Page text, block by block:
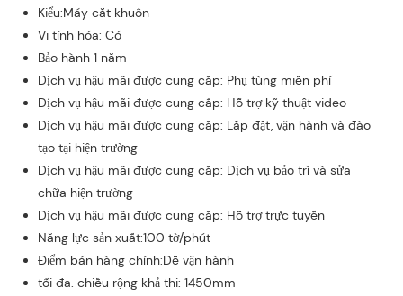
Kiểu:Máy cắt khuôn
Vi tính hóa: Có
Bảo hành 1 năm
Dịch vụ hậu mãi được cung cấp: Phụ tùng miễn phí
Dịch vụ hậu mãi được cung cấp: Hỗ trợ kỹ thuật video
Dịch vụ hậu mãi được cung cấp: Lắp đặt, vận hành và đào
tạo tại hiện trường
Dịch vụ hậu mãi được cung cấp: Dịch vụ bảo trì và sửa
chữa hiện trường
Dịch vụ hậu mãi được cung cấp: Hỗ trợ trực tuyến
Năng lực sản xuất:100 tờ/phút
Điểm bán hàng chính:Dễ vận hành
tối đa. chiều rộng khả thi: 1450mm